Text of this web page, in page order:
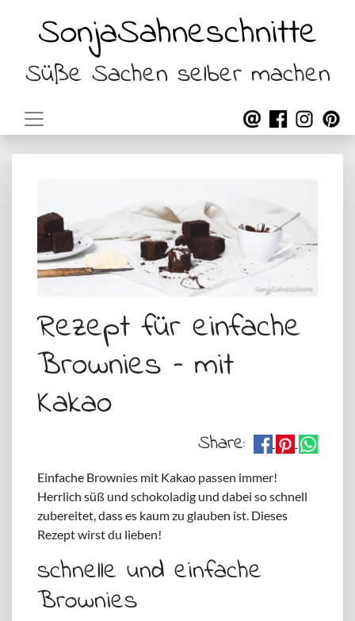
SonjaSahneschnitte
Süße Sachen selber machen
Rezept für einfache
Brownies – mit
Kakao
Share:
Einfache Brownies mit Kakao passen immer!
Herrlich süß und schokoladig und dabei so schnell
zubereitet, dass es kaum zu glauben ist. Dieses
Rezept wirst du lieben!
schnelle und einfache
Brownies